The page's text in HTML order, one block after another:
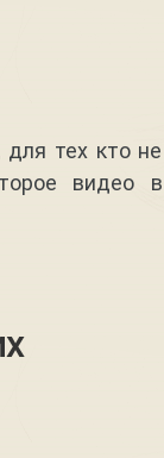
тех кто не
видео в